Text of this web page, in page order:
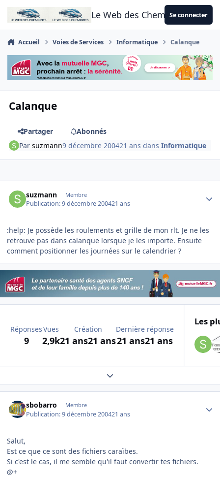
Aller au contenu
Le Web des CheminotsSe connecter
Accueil Voies de Services Informatique Calanque
Calanque
Partager
Abonnés
Parsuzmann9 décembre 200421 ans dansInformatique
suzmann Membre
Publication:9 décembre 200421 ans
:help: Je possède les roulements et grille de mon rlt. Je ne les
retrouve pas dans calanque lorsque je les importe. Ensuite
comment positionner les journées sur le calendrier ?
Réponses
9
Vues
2,9k
Création
21 ans21 ans
Dernière réponse
21 ans21 ans
Les
Expand topic overview
sbobarro Membre
Publication:9 décembre 200421 ans
Salut,
Est ce que ce sont des fichiers caraïbes.
Si c'est le cas, il me semble qu'il faut convertir tes fichiers.
@+